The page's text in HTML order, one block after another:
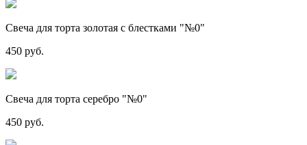
Свеча для торта золотая с блестками "№0"
450 руб.
Свеча для торта серебро "№0"
450 руб.